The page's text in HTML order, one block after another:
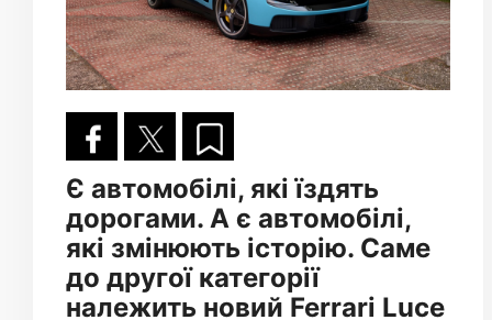
Є автомобілі, які їздять
дорогами. А є автомобілі,
які змінюють історію. Саме
до другої категорії
належить новий Ferrari Luce